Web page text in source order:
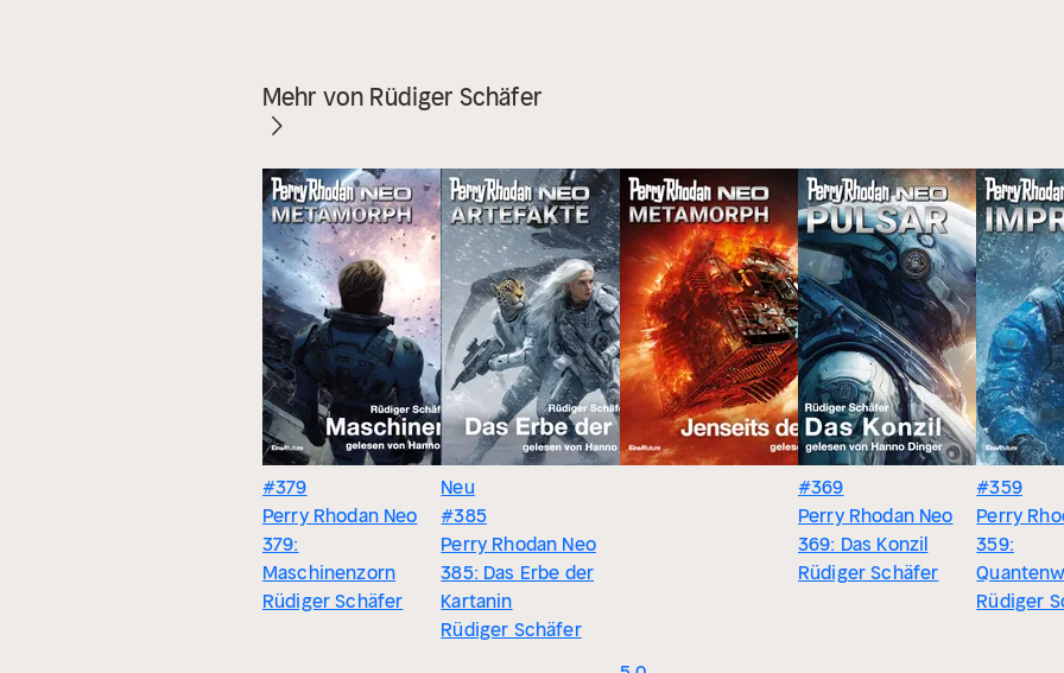
Mehr von Rüdiger Schäfer
#379
Perry Rhodan Neo
379:
Maschinenzorn
Rüdiger Schäfer
Neu
#385
Perry Rhodan Neo
385: Das Erbe der
Kartanin
Rüdiger Schäfer
#369
Perry Rhodan Neo
369: Das Konzil
Rüdiger Schäfer
#359
Perry
359:
Rüdiger